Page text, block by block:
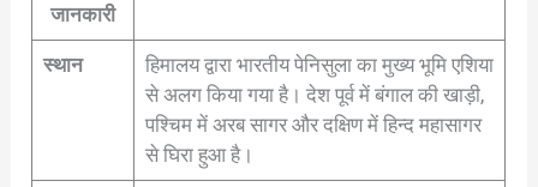
जानकारी
स्थान
हिमालय द्वारा भारतीय पेनिसुला का मुख्य भूमि एशिया
से अलग किया गया है। देश पूर्व में बंगाल की खाड़ी,
पश्चिम में अरब सागर और दक्षिण में हिन्द महासागर
से घिरा हुआ है।